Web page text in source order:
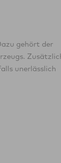
gehört der
unerlässlich